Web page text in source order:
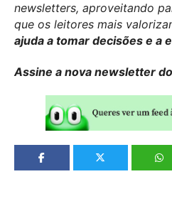
newsletters, aproveitando
que os leitores mais
ajuda a tomar decisões e a
Assine a nova newsletter